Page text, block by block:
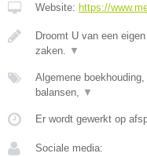
Website: https://
Droomt U van een
zaken.
▼
Algemene
balansen,
▼
Er wordt gewerkt op
Sociale media: